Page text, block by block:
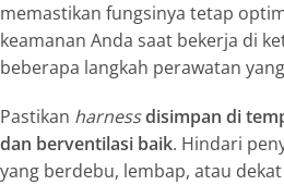
memastikan fungsinya tetap
keamanan Anda saat bekerja di
beberapa langkah perawatan
Pastikan harnessdisimpan di
dan berventilasi baik. Hindari
yang berdebu, lembap, atau